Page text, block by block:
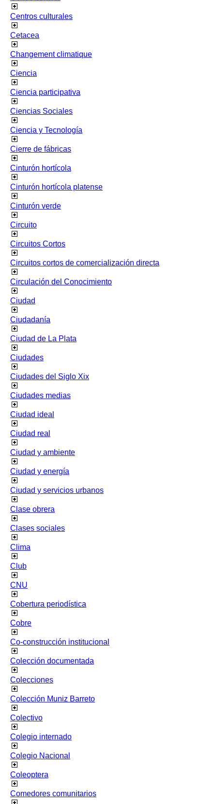
Centros culturales
Cetacea
Changement climatique
Ciencia
Ciencia participativa
Ciencias Sociales
Ciencia y Tecnología
Cierre de fábricas
Cinturón hortícola
Cinturón hortícola platense
Cinturón verde
Circuito
Circuitos Cortos
Circuitos cortos de comercialización directa
Circulación del Conocimiento
Ciudad
Ciudadanía
Ciudad de La Plata
Ciudades
Ciudades del Siglo Xix
Ciudades medias
Ciudad ideal
Ciudad real
Ciudad y ambiente
Ciudad y energía
Ciudad y servicios urbanos
Clase obrera
Clases sociales
Clima
Club
CNU
Cobertura periodística
Cobre
Co-construcción institucional
Colección documentada
Colecciones
Colección Muniz Barreto
Colectivo
Colegio internado
Colegio Nacional
Coleoptera
Comedores comunitarios